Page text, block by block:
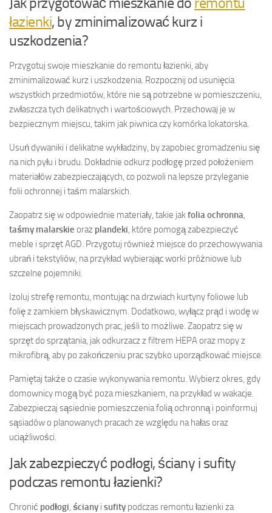
łazienki, by zminimalizować kurz i
uszkodzenia?
Przygotuj swoje mieszkanie do remontu łazienki, aby
zminimalizować kurz i uszkodzenia. Rozpocznij od usunięcia
wszystkich przedmiotów, które nie są potrzebne w pomieszczeniu,
zwłaszcza tych delikatnych i wartościowych. Przechowaj je w
bezpiecznym miejscu, takim jak piwnica czy komórka lokatorska.
Usuń dywaniki i delikatne wykładziny, by zapobiec gromadzeniu się
na nich pyłu i brudu. Dokładnie odkurz podłogę przed położeniem
materiałów zabezpieczających, co pozwoli na lepsze przyleganie
folii ochronnej i taśm malarskich.
Zaopatrz się w odpowiednie materiały, takie jakfolia ochronna
taśmy malarskie oraz plandeki , które pomogą zabezpieczyć
meble i sprzęt AGD. Przygotuj również miejsce do przechowywania
ubrań i tekstyliów, na przykład wybierając worki próżniowe lub
szczelne pojemniki.
Izoluj strefę remontu, montując na drzwiach kurtyny foliowe lub
folię z zamkiem błyskawicznym. Dodatkowo, wyłącz prąd i wodę w
miejscach prowadzonych prac, jeśli to możliwe. Zaopatrz się w
sprzęt do sprzątania, jak odkurzacz z filtrem HEPA oraz mopy z
mikrofibrą, aby po zakończeniu prac szybko uporządkować miejsce.
Pamiętaj także o czasie wykonywania remontu. Wybierz okres, gdy
domownicy mogą być poza mieszkaniem, na przykład w wakacje.
Zabezpieczaj sąsiednie pomieszczenia folią ochronną i poinformuj
sąsiadów o planowanych pracach ze względu na hałas oraz
uciążliwości.
Jak zabezpieczyć podłogi, ściany i sufity
podczas remontu łazienki?
Chronić podłogi ściany i sufity podczas remontu łazienki za